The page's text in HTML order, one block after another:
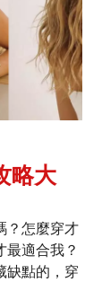
略大
？怎麼穿才
適合我？
缺點的，穿